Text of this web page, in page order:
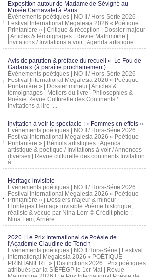
Exposition autour de Madame de Sévigné au
Musée Carnavalet à Paris
Événements poétiques | NO II / Hors-Série 2026 |
Festival International Megalesia 2026 « Poétique
Printanière » | Critique & réception | Dossier majeur
| Articles & témoignages | Revue Matrimoine |
Invitations / Invitations à voir | Agenda artistique...
Avis de parution & préface du recueil « Le Fou de
Gadara » (à paraître prochainement)
Événements poétiques | NO II / Hors-Série 2026 |
Festival International Megalesia 2026 « Poétique
Printanière » | Dossier mineur | Articles &
témoignages | Métiers du livre | Philosophies &
Poésie Revue Culturelle des Continents /
Invitations à lire |...
Invitation à voir le spectacle : « Femmes en effets »
Événements poétiques | NO II / Hors-Série 2026 |
Festival International Megalesia 2026 « Poétique
Printanière » | Bémols artistiques | Agenda
artistique & poétique / Invitations à voir / Annonces
diverses | Revue culturelle des continents Invitation
à...
Héritage invisible
Événements poétiques | NO II / Hors-Série 2026 |
Festival International Megalesia 2026 « Poétique
Printanière » | Dossiers majeur & mineur |
Florilèges Héritage invisible Poème historique,
réaliste & vécue par Nina Lem © Crédit photo :
Nina Lem, Arrière...
2026 | Le Prix International de Poésie de
l'Académie Claudine de Tencin
Événements poétiques | NO II Hors-Série | Festival
International Megalesia 2026 « POÉTIQUE
PRINTANIÈRE » | Distinctions 2026 | Prix poétiques
attribués par la SIÉFÉGP le 1er Mai | Revue